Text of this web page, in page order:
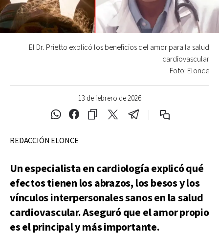
13 de febrero de 2026
El Dr. Prietto explicó los beneficios del amor para la salud
cardiovascular
Foto: Elonce
REDACCIÓN ELONCE
Un especialista en cardiología explicó qué
efectos tienen los abrazos, los besos y los
vínculos interpersonales sanos en la salud
cardiovascular. Aseguró que el amor propio
es el principal y más importante.